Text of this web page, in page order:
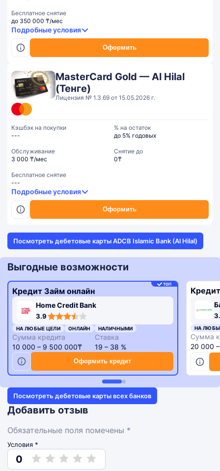
Оформить
Бесплатное снятие
до 350 000 ₸/мес
Подробные условия
MasterCard Gold — Al Hilal
(Тенге)
Лицензия № 1.3.69 от 15.05.2026 г.
Оформить
Кэшбэк на покупки
---
% на остаток
до 5% годовых
Обслуживание
3 000 ₸/мес
Cнятие до
0₸
Бесплатное снятие
---
Подробные условия
Посмотреть дебетовые карты ADCB Islamic Bank (Al Hilal)
Выгодные возможности
ТОП
Кредит Займ онлайн
Home Credit Bank
3.9
НА ЛЮБЫЕ ЦЕЛИ ОНЛАЙН НАЛИЧНЫМИ
Сумма кредита
10 000 – 9 500 000₸
Ставка
19 – 38 %
Оформить кредит
НА
Сумма
20 000
Посмотреть дебетовые карты всех банков
Добавить отзыв
Обязательные поля помечены *
Условия *
0